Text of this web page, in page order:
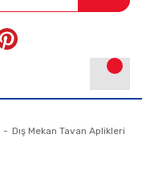
Dış Mekan Tavan Aplikleri